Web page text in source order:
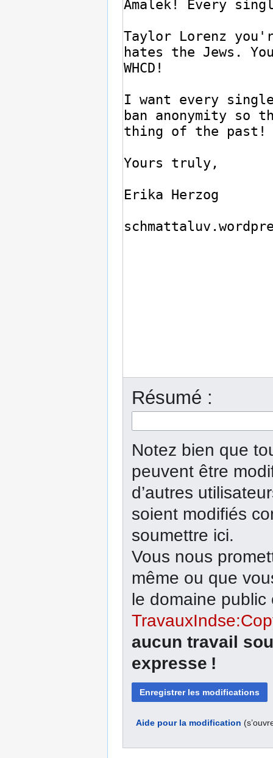
Résumé :
Notez bien que
peuvent être
d’autres
soient modifiés
soumettre ici.
Vous nous
même ou que
le domaine public
aucun travail
expresse !
Aide pour la modification